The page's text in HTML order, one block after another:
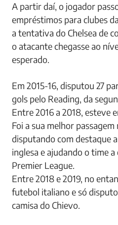
A partir daí, o jogador
empréstimos para clubes
a tentativa do Chelsea de
o atacante chegasse ao
esperado.
Em 2015-16, disputou 27
gols pelo Reading, da
Entre 2016 a 2018, esteve
Foi a sua melhor
disputando com destaque
inglesa e ajudando o time a
Premier League.
Entre 2018 e 2019, no
futebol italiano e só
camisa do Chievo.